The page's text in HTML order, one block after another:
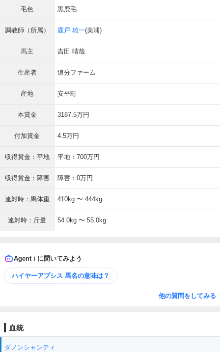
毛色 黒鹿毛
調教師（所属） 鹿戸 雄一(美浦)
馬主 吉田 晴哉
生産者 追分ファーム
産地 安平町
本賞金 3187.5万円
付加賞金 4.5万円
収得賞金：平地 平地：700万円
収得賞金：障害 障害：0万円
連対時：馬体重 410kg 〜 444kg
連対時：斤量 54.0kg 〜 55.0kg
Agent i に聞いてみよう
ハイヤーアプシス 馬名の意味は？
他の質問をしてみる
血統
ダノンシャンティ